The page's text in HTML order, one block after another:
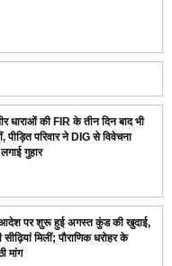
धाराओं की FIR के तीन दिन बाद भी
पीड़ित परिवार ने DIG से विवेचना
गुहार
पर शुरू हुई अगस्त कुंड की खुदाई,
सीढ़ियां मिलीं; पौराणिक धरोहर के
मांग